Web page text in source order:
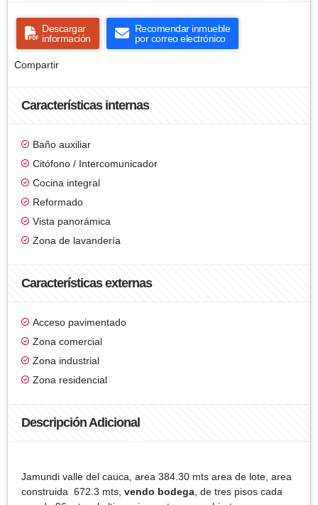
Descargar
información
Recomendar inmueble
por correo electrónico
Compartir
Características internas
Baño auxiliar
Citófono / Intercomunicador
Cocina integral
Reformado
Vista panorámica
Zona de lavandería
Características externas
Acceso pavimentado
Zona comercial
Zona industrial
Zona residencial
Descripción Adicional
Jamundi valle del cauca, area 384.30 mts area de lote, area
construida 672.3 mts, vendo bodega , de tres pisos cada